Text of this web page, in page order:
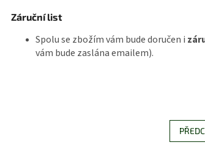
Záruční list
Spolu se zbožím vám bude doručen i
vám bude zaslána emailem).